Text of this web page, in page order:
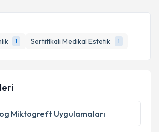
1 Sertifikalı Medikal Estetik 1
Miktogreft Uygulamaları